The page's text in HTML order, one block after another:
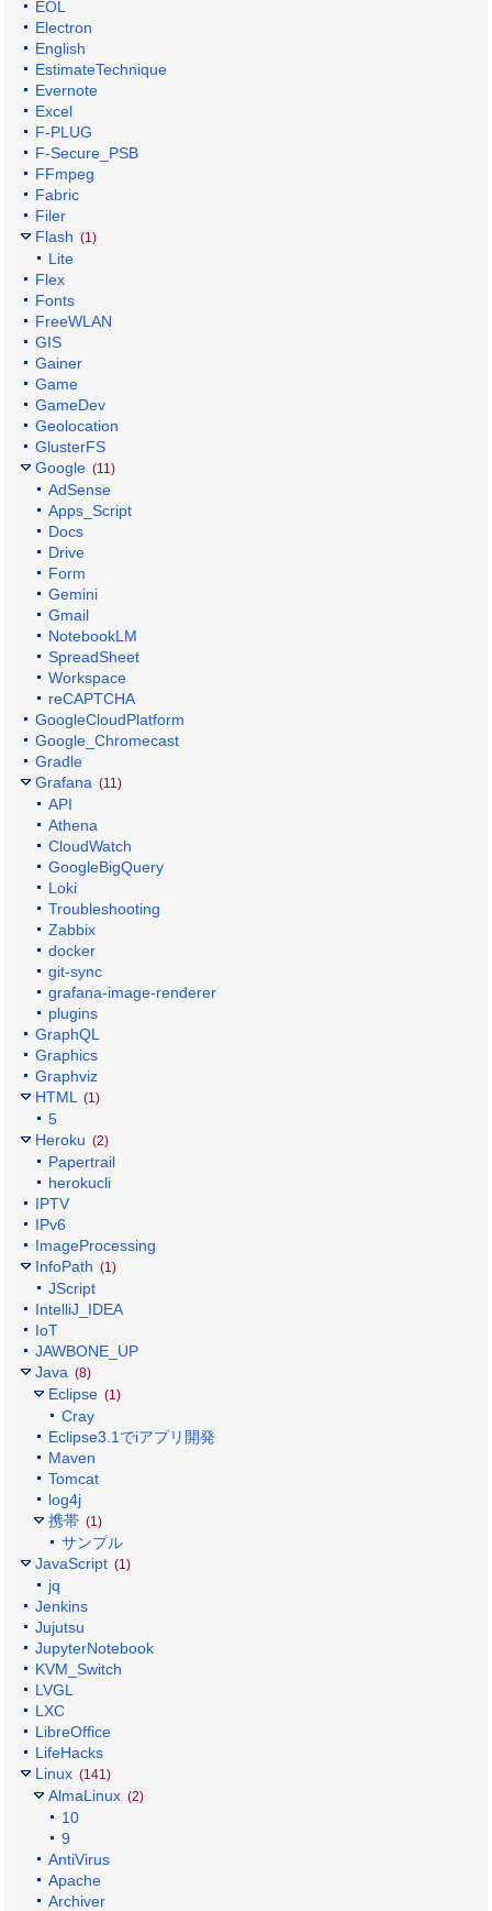
EOL
Electron
English
EstimateTechnique
Evernote
Excel
F-PLUG
F-Secure_PSB
FFmpeg
Fabric
Filer
Flash (1)
Lite
Flex
Fonts
FreeWLAN
GIS
Gainer
Game
GameDev
Geolocation
GlusterFS
Google (11)
AdSense
Apps_Script
Docs
Drive
Form
Gemini
Gmail
NotebookLM
SpreadSheet
Workspace
reCAPTCHA
GoogleCloudPlatform
Google_Chromecast
Gradle
Grafana (11)
API
Athena
CloudWatch
GoogleBigQuery
Loki
Troubleshooting
Zabbix
docker
git-sync
grafana-image-renderer
plugins
GraphQL
Graphics
Graphviz
HTML
(1)
5
Heroku (2)
Papertrail
herokucli
IPTV
IPv6
ImageProcessing
InfoPath (1)
JScript
IntelliJ_IDEA
IoT
JAWBONE_UP
Java (8)
Eclipse (1)
Cray
Eclipse3.1でiアプリ開発
Maven
Tomcat
log4j
携帯 (1)
サンプル
JavaScript (1)
jq
Jenkins
Jujutsu
JupyterNotebook
KVM_Switch
LVGL
LXC
LibreOffice
LifeHacks
Linux (141)
AlmaLinux (2)
10
9
AntiVirus
Apache
Archiver